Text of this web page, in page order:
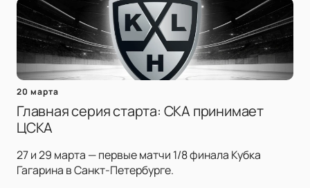
20 марта
Главная серия старта: СКА принимает
ЦСКА
27 и 29 марта — первые матчи 1/8 финала Кубка
Гагарина в Санкт-Петербурге.